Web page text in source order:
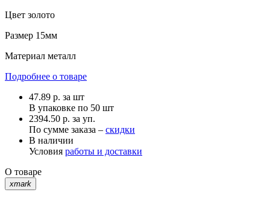
Цвет золото
Размер 15мм
Материал металл
Подробнее о товаре
47.89 р. за шт
В упаковке по 50 шт
2394.50 р. за уп.
По сумме заказа – скидки
В наличии
Условия работы и доставки
О товаре
xmark